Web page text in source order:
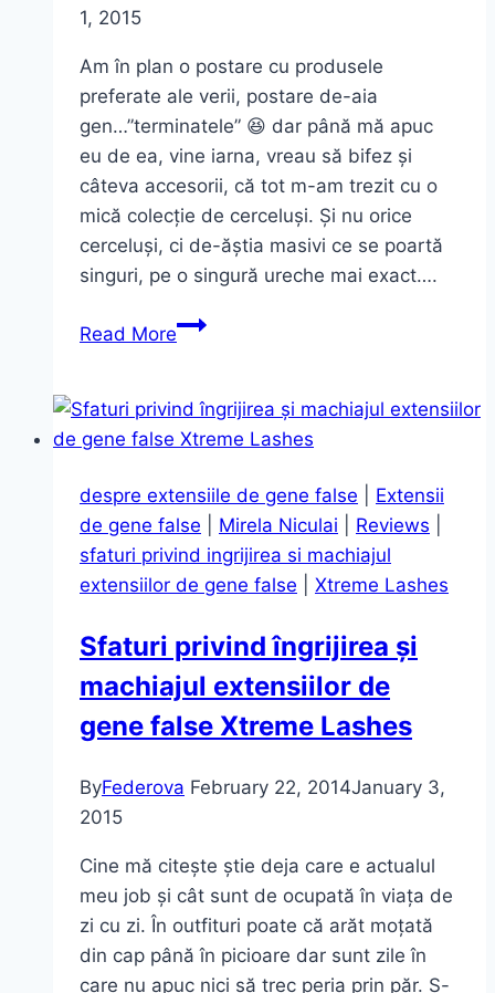
–
DEESSE
1, 2015
Am în plan o postare cu produsele
preferate ale verii, postare de-aia
gen…”terminatele” 😆 dar până mă apuc
eu de ea, vine iarna, vreau să bifez și
câteva accesorii, că tot m-am trezit cu o
mică colecție de cerceluși. Și nu orice
cerceluși, ci de-ăștia masivi ce se poartă
singuri, pe o singură ureche mai exact….
Read MorePrintre
–
Ear
despre extensiile de gene false
Extensii
de gene false
Mirela Niculai Reviews
sfaturi privind ingrijirea si machiajul
extensiilor de gene false
Xtreme Lashes
Sfaturi privind îngrijirea și
machiajul extensiilor de
gene false Xtreme Lashes
ByFederova February 22, 2014January 3,
2015
Cine mă citește știe deja care e actualul
meu job și cât sunt de ocupată în viața de
zi cu zi. În outfituri poate că arăt moțată
din cap până în picioare dar sunt zile în
care nu apuc nici să trec peria prin păr. S-